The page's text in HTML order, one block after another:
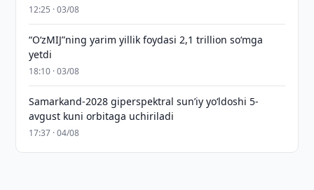
12:25 · 03/08
“O‘zMIJ”ning yarim yillik foydasi 2,1 trillion so‘mga
yetdi
18:10 · 03/08
Samarkand-2028 giperspektral sun’iy yo‘ldoshi 5-
avgust kuni orbitaga uchiriladi
17:37 · 04/08